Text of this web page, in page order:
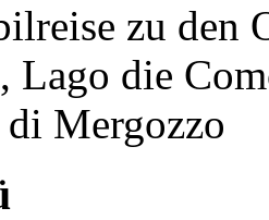
zu den
Lago die
Mergozzo